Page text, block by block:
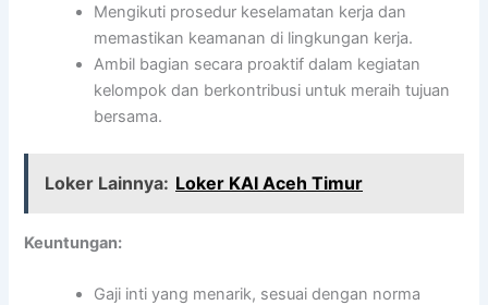
Mengikuti prosedur keselamatan kerja dan
memastikan keamanan di lingkungan kerja.
Ambil bagian secara proaktif dalam kegiatan
kelompok dan berkontribusi untuk meraih tujuan
bersama.
Loker Lainnya: Loker KAI Aceh Timur
Keuntungan:
Gaji inti yang menarik, sesuai dengan norma